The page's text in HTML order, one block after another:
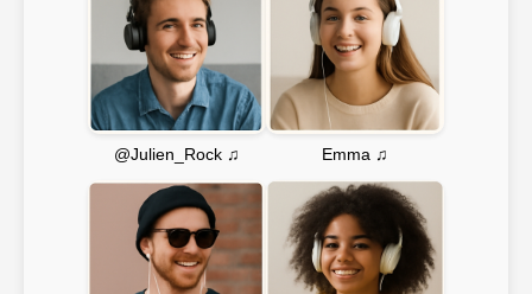
@Julien_Rock ♫ Emma ♫